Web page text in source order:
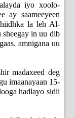
iyo xoolo-
ay saameeyeen
la leh Al-
in uu dib
amnigana uu
madaxeed deg
imaanayaan 15-
hadlayo sidii